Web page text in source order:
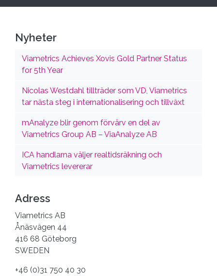
Nyheter
Viametrics Achieves Xovis Gold Partner Status
for 5th Year
Nicolas Westdahl tillträder som VD, Viametrics
tar nästa steg i internationalisering och tillväxt
mAnalyze blir genom förvärv en del av
Viametrics Group AB – ViaAnalyze AB
ICA handlarna väljer realtidsräkning och
Viametrics levererar
Adress
Viametrics AB
Ånäsvägen 44
416 68 Göteborg
SWEDEN
+46 (0)31 750 40 30